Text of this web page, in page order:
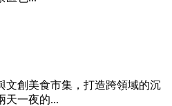
文創美食市集，打造跨領域的沉
天一夜的...